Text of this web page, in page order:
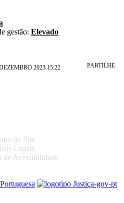
gestão: Elevado
2023 15:22 PARTILHE
do Site
Legais
de Acessibilidade